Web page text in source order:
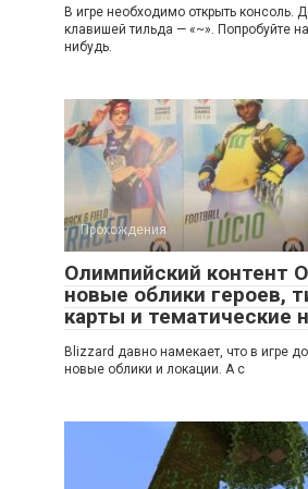
В игре необходимо открыть консоль.
клавишей тильда — «~». Попробуйте
нибудь.
Прохождения
Олимпийский контент
новые облики героев,
карты и тематические
Blizzard давно намекает, что в игре
новые облики и локации. А с